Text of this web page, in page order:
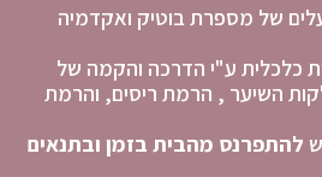
של מספרת בוטיק ואקדמיה
כלכלית ע"י הדרכה והקמה של
השיער , הרמת ריסים, והרמת
להתפרנס מהבית בזמן ובתנאים